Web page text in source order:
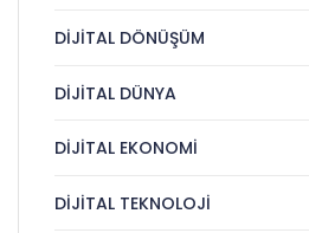
DIJITAL DÖNÜŞÜM
DIJITAL DÜNYA
DIJITAL EKONOMI
DIJITAL TEKNOLOJI